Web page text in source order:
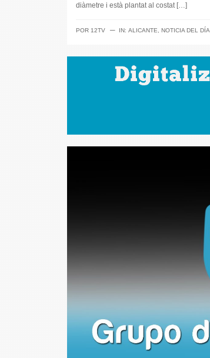
diàmetre i està plantat al costat […]
POR 12TV ─ IN: ALICANTE NOTICIA DEL DÍA